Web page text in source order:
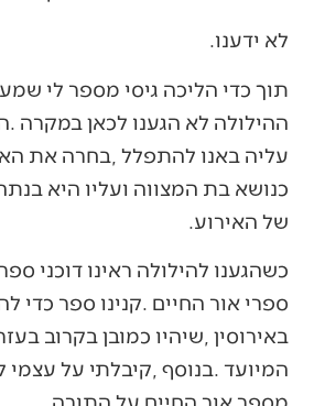
לא‭ ‬ידענו‭.‬
‬של‭ ‬האירוע‭.‬